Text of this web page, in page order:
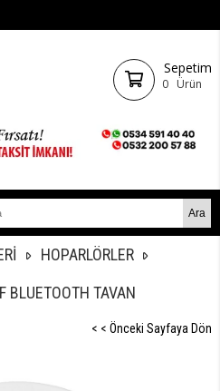
Sepetim
0 Ürün
HOPARLÖRLER
BLUETOOTH TAVAN
< < Önceki Sayfaya Dön